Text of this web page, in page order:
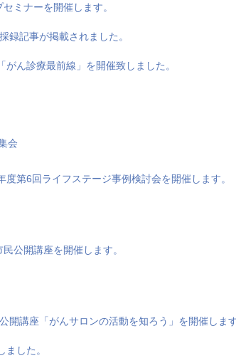
ミナーを開催します。
記事が掲載されました。
ん診療最前線」を開催致しました。
会
第6回ライフステージ事例検討会を開催します。
公開講座を開催します。
講座「がんサロンの活動を知ろう」を開催します
した。